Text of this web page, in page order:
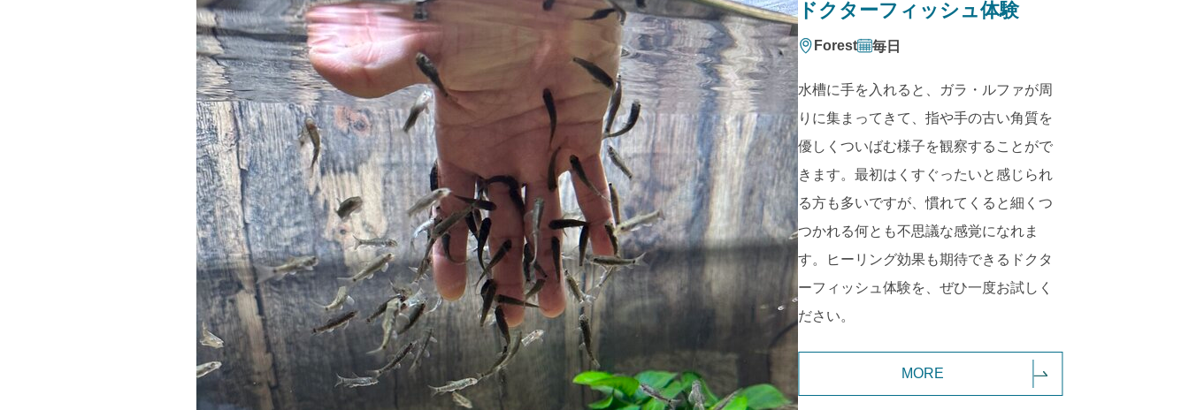
ドクターフィッシュ体験
Forest 毎日
水槽に手を入れると、ガラ・ルファが周
りに集まってきて、指や手の古い角質を
優しくついばむ様子を観察することがで
きます。最初はくすぐったいと感じられ
る方も多いですが、慣れてくると細くつ
つかれる何とも不思議な感覚になれま
す。ヒーリング効果も期待できるドクタ
ーフィッシュ体験を、ぜひ一度お試しく
ださい。
MORE